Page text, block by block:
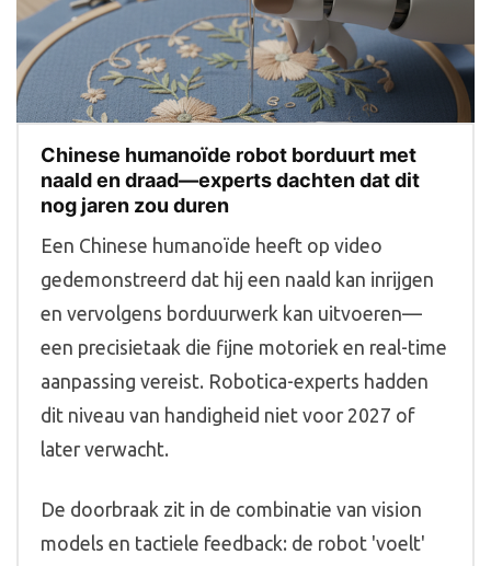
Chinese humanoïde robot borduurt met
naald en draad—experts dachten dat dit
nog jaren zou duren
Een Chinese humanoïde heeft op video
gedemonstreerd dat hij een naald kan inrijgen
en vervolgens borduurwerk kan uitvoeren—
een precisietaak die fijne motoriek en real-time
aanpassing vereist. Robotica-experts hadden
dit niveau van handigheid niet voor 2027 of
later verwacht.
De doorbraak zit in de combinatie van vision
models en tactiele feedback: de robot 'voelt'